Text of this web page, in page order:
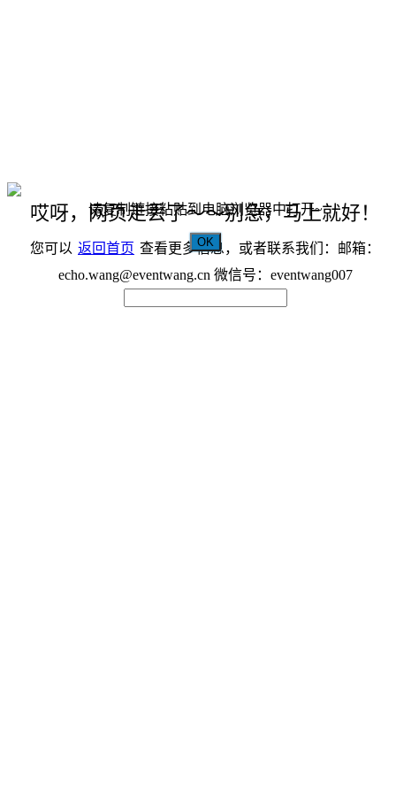
哎呀，网页走丢了～～别急，马上就好！
您可以 返回首页 查看更多信息，或者联系我们：邮箱：
echo.wang@eventwang.cn 微信号：eventwang007
请复制链接粘贴到电脑浏览器中打开~
OK